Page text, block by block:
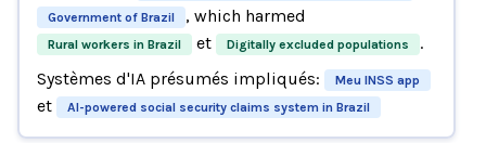
Government of Brazil , which harmed
Rural workers in Brazil et Digitally excluded populations
.
Systèmes d'IA présumés impliqués:
Meu INSS app
et AI-powered social security claims system in Brazil